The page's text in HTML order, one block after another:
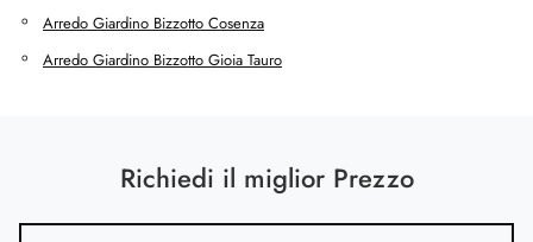
Arredo Giardino Bizzotto Cosenza
Arredo Giardino Bizzotto Gioia Tauro
Richiedi il miglior Prezzo